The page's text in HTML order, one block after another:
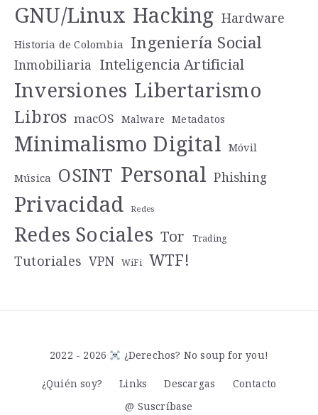
GNU/Linux Hacking Hardware
Historia de Colombia Ingeniería Social
Inmobiliaria Inteligencia Artificial
Inversiones Libertarismo
Libros macOS Malware Metadatos
Minimalismo Digital Móvil
Música OSINT Personal Phishing
Privacidad Redes
Redes Sociales Tor Trading
Tutoriales VPN WiFi WTF!
2022 - 2026 ¿Derechos? No soup for you!
¿Quién soy? Links Descargas
Contacto
@ Suscríbase